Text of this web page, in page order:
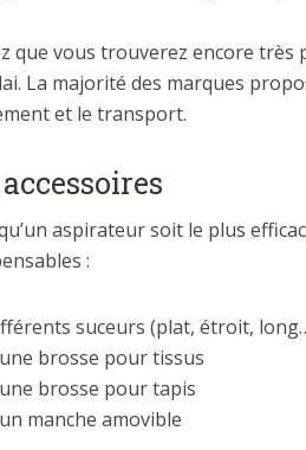
que vous trouverez encore très
La majorité des marques
et le transport.
aspirateur soit le plus
:
suceurs (plat, étroit,
brosse pour tissus
brosse pour tapis
manche amovible